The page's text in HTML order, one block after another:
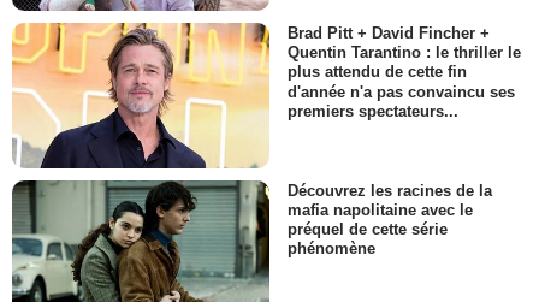
Brad Pitt + David Fincher +
Quentin Tarantino : le thriller le
plus attendu de cette fin
d'année n'a pas convaincu ses
premiers spectateurs...
Découvrez les racines de la
mafia napolitaine avec le
préquel de cette série
phénomène